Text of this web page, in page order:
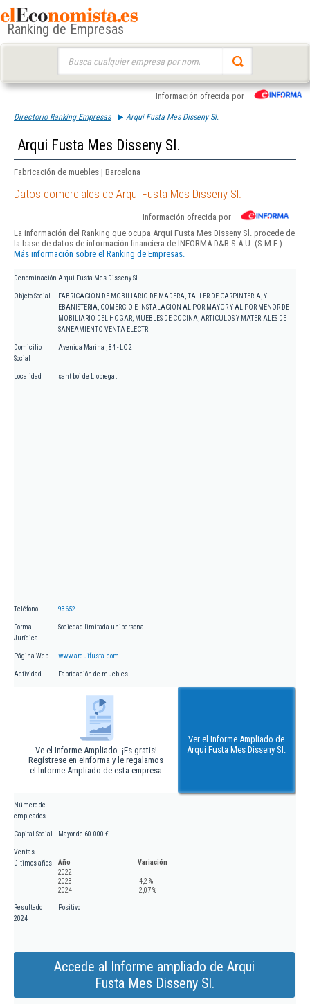
Ranking de Empresas
Información ofrecida por
Directorio Ranking Empresas Arqui Fusta Mes Disseny Sl.
Arqui Fusta Mes Disseny Sl.
Fabricación de muebles | Barcelona
Datos comerciales de Arqui Fusta Mes Disseny Sl.
Información ofrecida por
La información del Ranking que ocupa Arqui Fusta Mes Disseny Sl. procede de
la base de datos de información financiera de INFORMA D&B S.A.U. (S.M.E.).
Más información sobre el Ranking de Empresas.
Denominación Arqui Fusta Mes Disseny Sl.
Objeto Social
FABRICACION DE MOBILIARIO DE MADERA, TALLER DE CARPINTERIA, Y
EBANISTERIA, COMERCIO E INSTALACION AL POR MAYOR Y AL POR MENOR DE
MOBILIARIO DEL HOGAR, MUEBLES DE COCINA, ARTICULOS Y MATERIALES DE
SANEAMIENTO VENTA ELECTR
Domicilio
Social
Avenida Marina , 84 - LC 2
Localidad sant boi de Llobregat
Teléfono 93652...
Forma
Jurídica
Sociedad limitada unipersonal
Página Web www.arquifusta.com
Actividad Fabricación de muebles
Ve el Informe Ampliado. ¡Es gratis!
Regístrese en eInforma y le regalamos
el Informe Ampliado de esta empresa
Ver el Informe Ampliado de
Arqui Fusta Mes Disseny Sl.
Número de
empleados
Capital Social Mayor de 60.000 €
Ventas
últimos años
Año
Variación
2022
2023
-4,2 %
2024
-2,07 %
Resultado
2024
Positivo
Accede al Informe ampliado de Arqui
Fusta Mes Disseny Sl.